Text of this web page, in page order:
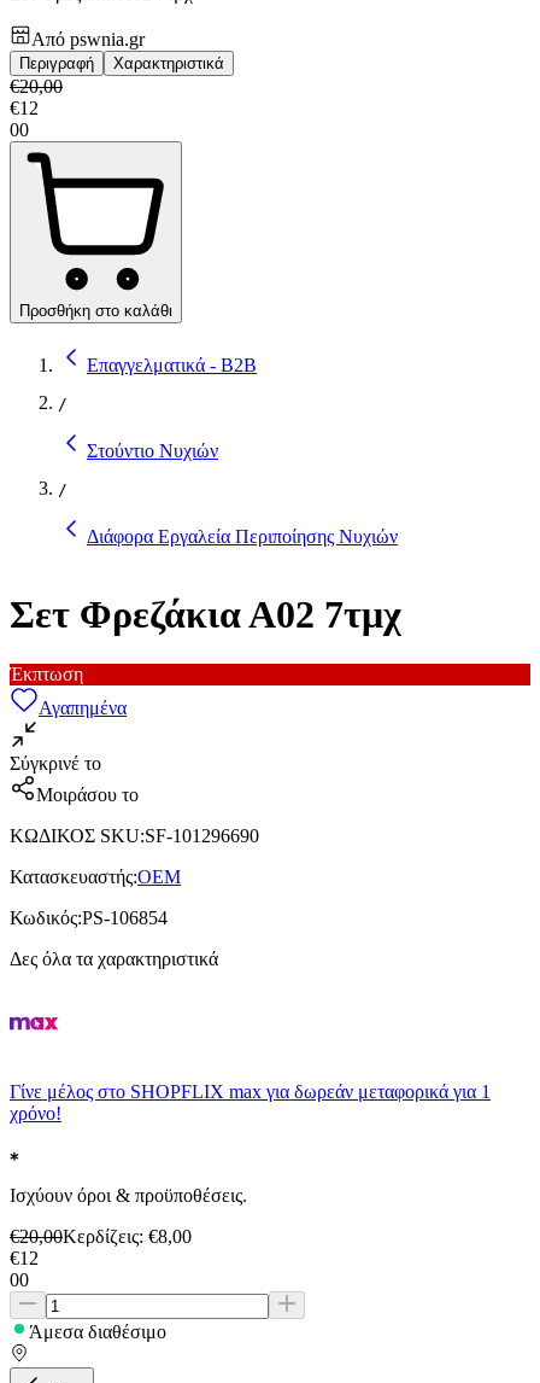
Από pswnia.gr
Περιγραφή Χαρακτηριστικά
€20,00
€12
00
Προσθήκη στο καλάθι
Επαγγελματικά - B2B
/
Στούντιο Νυχιών
/
Διάφορα Εργαλεία Περιποίησης Νυχιών
Σετ Φρεζάκια Α02 7τμχ
Έκπτωση
Αγαπημένα
Σύγκρινέ το
Μοιράσου το
ΚΩΔΙΚΟΣ SKU:SF-101296690
Κατασκευαστής:OEM
Κωδικός:PS-106854
Δες όλα τα χαρακτηριστικά
Γίνε μέλος στο SHOPFLIX max για δωρεάν μεταφορικά για 1
χρόνο!
Ισχύουν όροι & προϋποθέσεις.
€20,00Κερδίζεις: €8,00
€12
00
Άμεσα διαθέσιμο